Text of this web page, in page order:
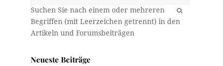
OK
Neueste Beiträge